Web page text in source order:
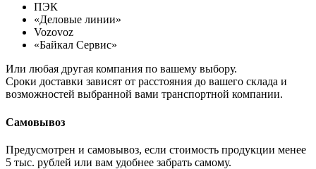
ПЭК
«Деловые линии»
Vozovoz
«Байкал Сервис»
Или любая другая компания по вашему выбору.
Сроки доставки зависят от расстояния до вашего склада и
возможностей выбранной вами транспортной компании.
Самовывоз
Предусмотрен и самовывоз, если стоимость продукции менее
5 тыс. рублей или вам удобнее забрать самому.